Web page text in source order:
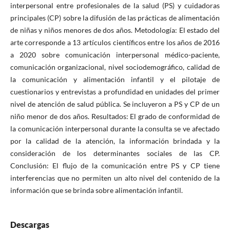
interpersonal entre profesionales de la salud (PS) y cuidadoras
principales (CP) sobre la difusión de las prácticas de alimentación
de niñas y niños menores de dos años. Metodología: El estado del
arte corresponde a 13 artículos científicos entre los años de 2016
a 2020 sobre comunicación interpersonal médico-paciente,
comunicación organizacional, nivel sociodemográfico, calidad de
la comunicación y alimentación infantil y el pilotaje de
cuestionarios y entrevistas a profundidad en unidades del primer
nivel de atención de salud pública. Se incluyeron a PS y CP de un
niño menor de dos años. Resultados: El grado de conformidad de
la comunicación interpersonal durante la consulta se ve afectado
por la calidad de la atención, la información brindada y la
consideración de los determinantes sociales de las CP.
Conclusión: El flujo de la comunicación entre PS y CP tiene
interferencias que no permiten un alto nivel del contenido de la
información que se brinda sobre alimentación infantil.
Descargas